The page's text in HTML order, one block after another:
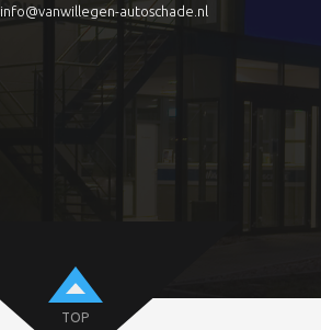
info@vanwillegen-autoschade.nl
TOP